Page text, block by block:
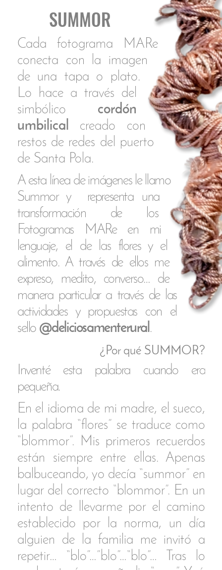
intento de llevarme por el camino
establecido por la norma, un día
alguien de la familia me invitó a
repetir… “blo”…”blo”…“blo”… Tras lo
cual yo tenía que añadir: “mor”. Y sí,
obedecí las primeras indicaciones
pero parece que seguía
gustándome más la forma propia
porque mi respuesta fue: ¡¡“blo”…
“blo”… “blo”… “summor”!!
‍De alguna forma la anécdota se
convierte aquí en un símbolo. El
hecho dela transformación de lo
que recibimos es inevitable.
NO SOMOS ELLA
PERO ELLA
ESTÁ EN NOSOTROS
‍Científicamente es cierto. La
ciencia ha demostrado que las
madres siguen viviendo dentro de
nosotros de forma activa a través
de dos mecanismos físicos y
biológicos fundamentales: el
microquimerismo materno y la
herencia del ADN mitocondrial.
‍El primero, el microquimerismo
materno, se refiere al intercambio
de células entre la madre y el feto
‍El segundo, el ADN mitocondrial,
se hereda exclusivamente de la
madre a diferencia de ADN nuclear
que combina información de
ambos padre. Esto significa que
cada célula de tu cuerpo contiene el
rastro genético intacto de tu madre,
de tu abuela y de toda tu línea
materna.
‍Por otra parte, causalmente
Summor se compone de dos
palabras importantes y
conectadas con el contexto de
esta exposición compartida.
‍SUM= Corazón. En chino.